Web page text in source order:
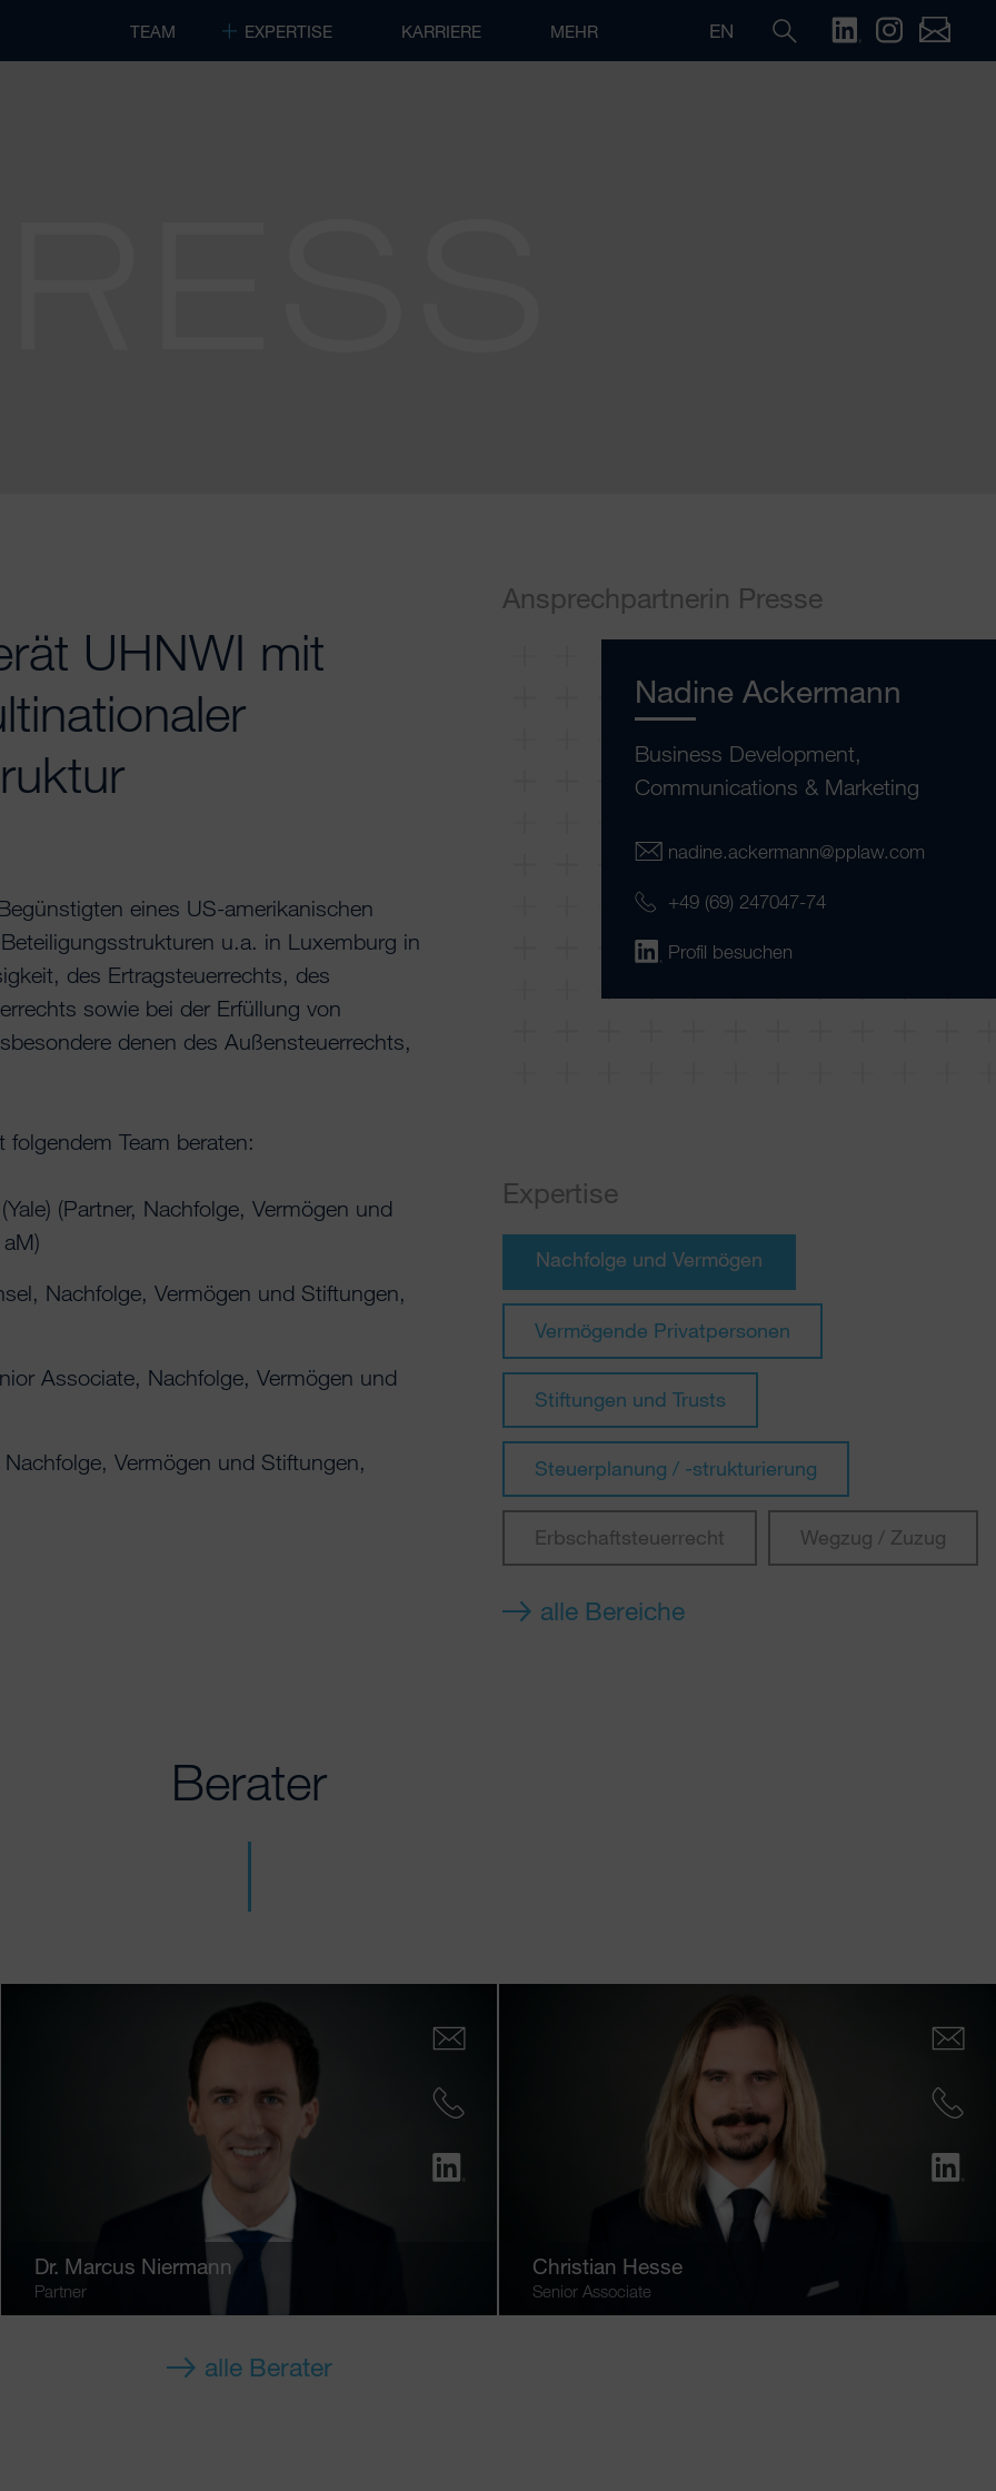
TEAM EXPERTISE KARRIERE MEHR EN
UHNWI mit
eines US-amerikanischen
u.a. in Luxemburg in
des Ertragsteuerrechts, des
sowie bei der Erfüllung von
denen des Außensteuerrechts,
Team beraten:
(Partner, Nachfolge, Vermögen und
Nachfolge, Vermögen und Stiftungen,
Associate, Nachfolge, Vermögen und
Vermögen und Stiftungen,
Ansprechpartnerin Presse
Nadine Ackermann
Business Development,
Communications & Marketing
nadine.ackermann@pplaw.com
+49 (69) 247047-74
Profil besuchen
Expertise
Nachfolge und Vermögen
Vermögende Privatpersonen
Stiftungen und Trusts
Steuerplanung / -strukturierung
Erbschaftsteuerrecht Wegzug / Zuzug
alle Bereiche
Berater
Dr. Marcus Niermann
Partner
Christian Hesse
Senior Associate
alle Berater